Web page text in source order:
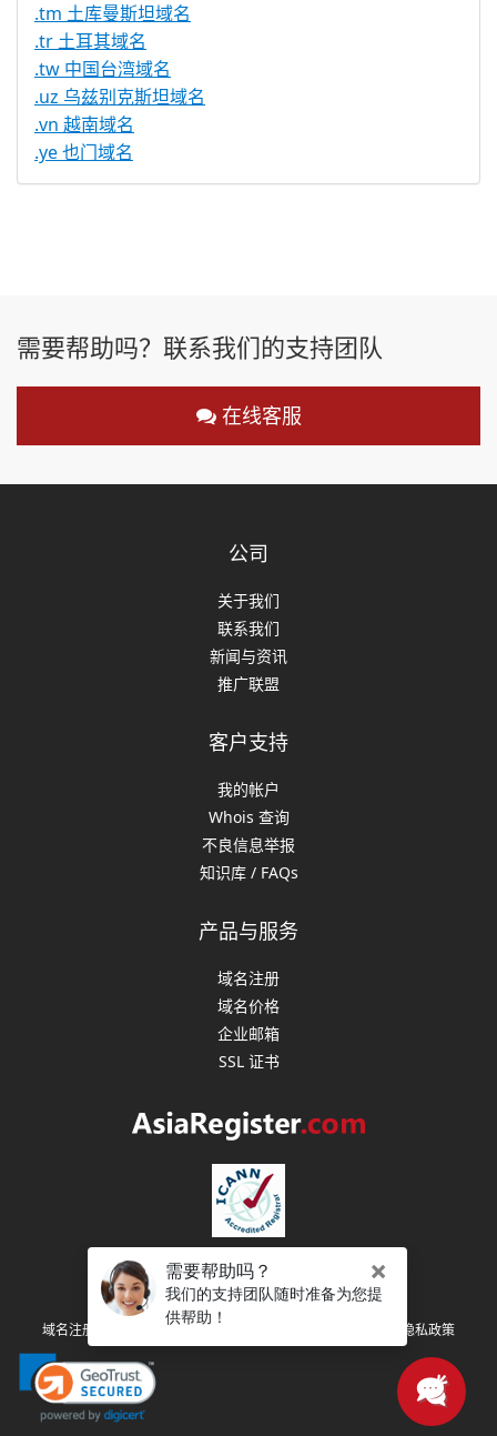
.tm 土库曼斯坦域名
.tr 土耳其域名
.tw 中国台湾域名
.uz 乌兹别克斯坦域名
.vn 越南域名
.ye 也门域名
需要帮助吗？联系我们的支持团队
在线客服
公司
关于我们
联系我们
新闻与资讯
推广联盟
客户支持
我的帐户
Whois 查询
不良信息举报
知识库 / FAQs
产品与服务
域名注册
域名价格
企业邮箱
SSL 证书
版权所有 (C) 2003-2026 亚洲注册 保留所有权利
域名注册协议 注册人权利和义务 隐私政策